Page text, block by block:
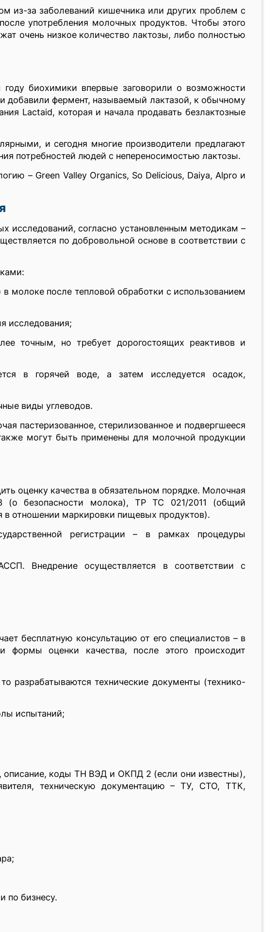
из-за заболеваний кишечника или других проблем с
употребления молочных продуктов. Чтобы этого
очень низкое количество лактозы, либо полностью
биохимики впервые заговорили о возможности
добавили фермент, называемый лактазой, к обычному
Lactaid, которая и начала продавать безлактозные
и сегодня многие производители предлагают
потребностей людей с непереносимостью лактозы.
– Green Valley Organics, So Delicious, Daiya, Alpro и
исследований, согласно установленным методикам –
по добровольной основе в соответствии с
молоке после тепловой обработки с использованием
исследования;
точным, но требует дорогостоящих реактивов и
в горячей воде, а затем исследуется осадок,
виды углеводов.
пастеризованное, стерилизованное и подвергшееся
могут быть применены для молочной продукции
оценку качества в обязательном порядке. Молочная
(о безопасности молока), ТР ТС 021/2011 (общий
в отношении маркировки пищевых продуктов).
регистрации – в рамках процедуры
Внедрение осуществляется в соответствии с
бесплатную консультацию от его специалистов – в
формы оценки качества, после этого происходит
разрабатываются технические документы (технико-
испытаний;
описание, коды ТН ВЭД и ОКПД 2 (если они известны),
техническую документацию – ТУ, СТО, ТТК,
по бизнесу.